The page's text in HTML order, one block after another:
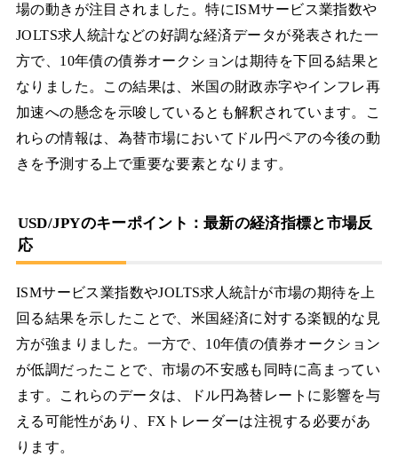
場の動きが注目されました。特にISMサービス業指数や
JOLTS求人統計などの好調な経済データが発表された一
方で、10年債の債券オークションは期待を下回る結果と
なりました。この結果は、米国の財政赤字やインフレ再
加速への懸念を示唆しているとも解釈されています。こ
れらの情報は、為替市場においてドル円ペアの今後の動
きを予測する上で重要な要素となります。
USD/JPYのキーポイント：最新の経済指標と市場反
応
ISMサービス業指数やJOLTS求人統計が市場の期待を上
回る結果を示したことで、米国経済に対する楽観的な見
方が強まりました。一方で、10年債の債券オークション
が低調だったことで、市場の不安感も同時に高まってい
ます。これらのデータは、ドル円為替レートに影響を与
える可能性があり、FXトレーダーは注視する必要があ
ります。